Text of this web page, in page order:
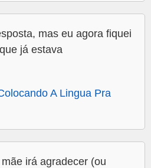
mas eu agora fiquei
já estava
A Lingua Pra
irá agradecer (ou